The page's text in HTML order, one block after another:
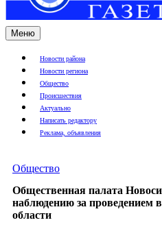
Меню
Новости района
Новости региона
Общество
Происшествия
Актуально
Написать редактору
Реклама, объявления
Общество
Общественная палата
наблюдению за проведением
области